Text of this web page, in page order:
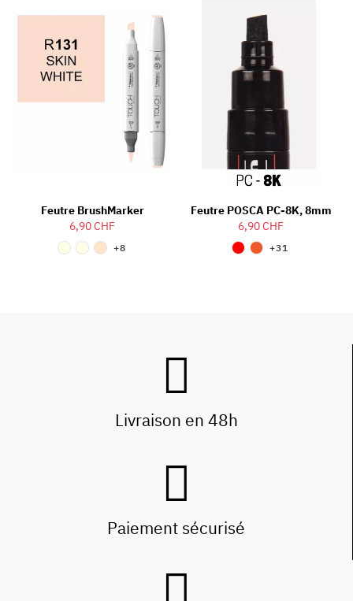
Feutre BrushMarker
6,90 CHF
+8
Feutre POSCA PC-8K, 8mm
6,90 CHF
+31
Livraison en 48h
Paiement sécurisé